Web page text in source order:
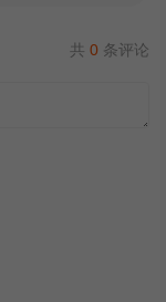
共 0 条评论